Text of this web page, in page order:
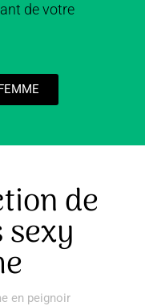
de votre
de
en peignoir